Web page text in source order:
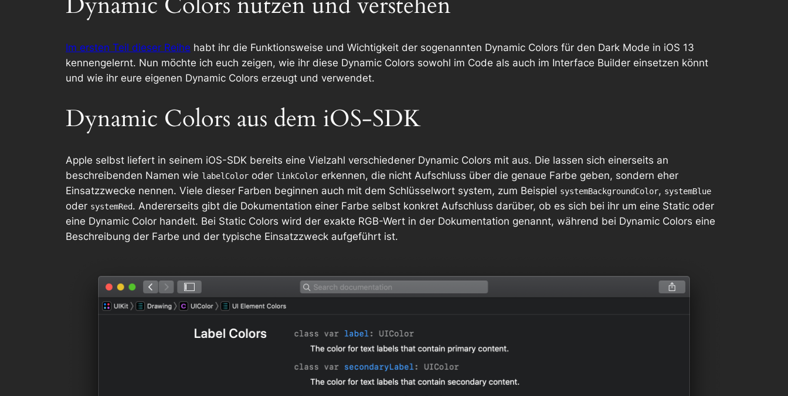
Im ersten Teil dieser Reihe habt ihr die Funktionsweise und Wichtigkeit der sogenannten Dynamic Colors für den Dark Mode in iOS 13
kennengelernt. Nun möchte ich euch zeigen, wie ihr diese Dynamic Colors sowohl im Code als auch im Interface Builder einsetzen könnt
und wie ihr eure eigenen Dynamic Colors erzeugt und verwendet.
Dynamic Colors aus dem iOS-SDK
Apple selbst liefert in seinem iOS-SDK bereits eine Vielzahl verschiedener Dynamic Colors mit aus. Die lassen sich einerseits an
beschreibenden Namen wie labelColor oder linkColor erkennen, die nicht Aufschluss über die genaue Farbe geben, sondern eher
Einsatzzwecke nennen. Viele dieser Farben beginnen auch mit dem Schlüsselwort system, zum Beispiel systemBackgroundColor, systemBlue
oder systemRed. Andererseits gibt die Dokumentation einer Farbe selbst konkret Aufschluss darüber, ob es sich bei ihr um eine Static oder
eine Dynamic Color handelt. Bei Static Colors wird der exakte RGB-Wert in der Dokumentation genannt, während bei Dynamic Colors eine
Beschreibung der Farbe und der typische Einsatzzweck aufgeführt ist.